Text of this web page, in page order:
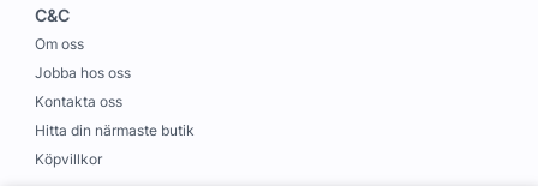
C&C
Om oss
Jobba hos oss
Kontakta oss
Hitta din närmaste butik
Köpvillkor